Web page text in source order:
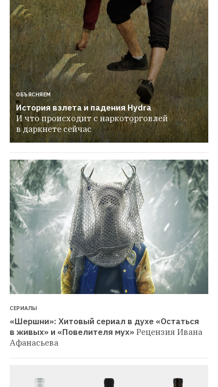
ОБЪЯСНЯЕМ
История взлета и падения Hydra
И что происходит с наркоторговлей
в даркнете сейчас
СЕРИАЛЫ
«Шершни»: Хитовый сериал в духе «Остаться
в живых» и «Повелителя мух» Рецензия Ивана
Афанасьева